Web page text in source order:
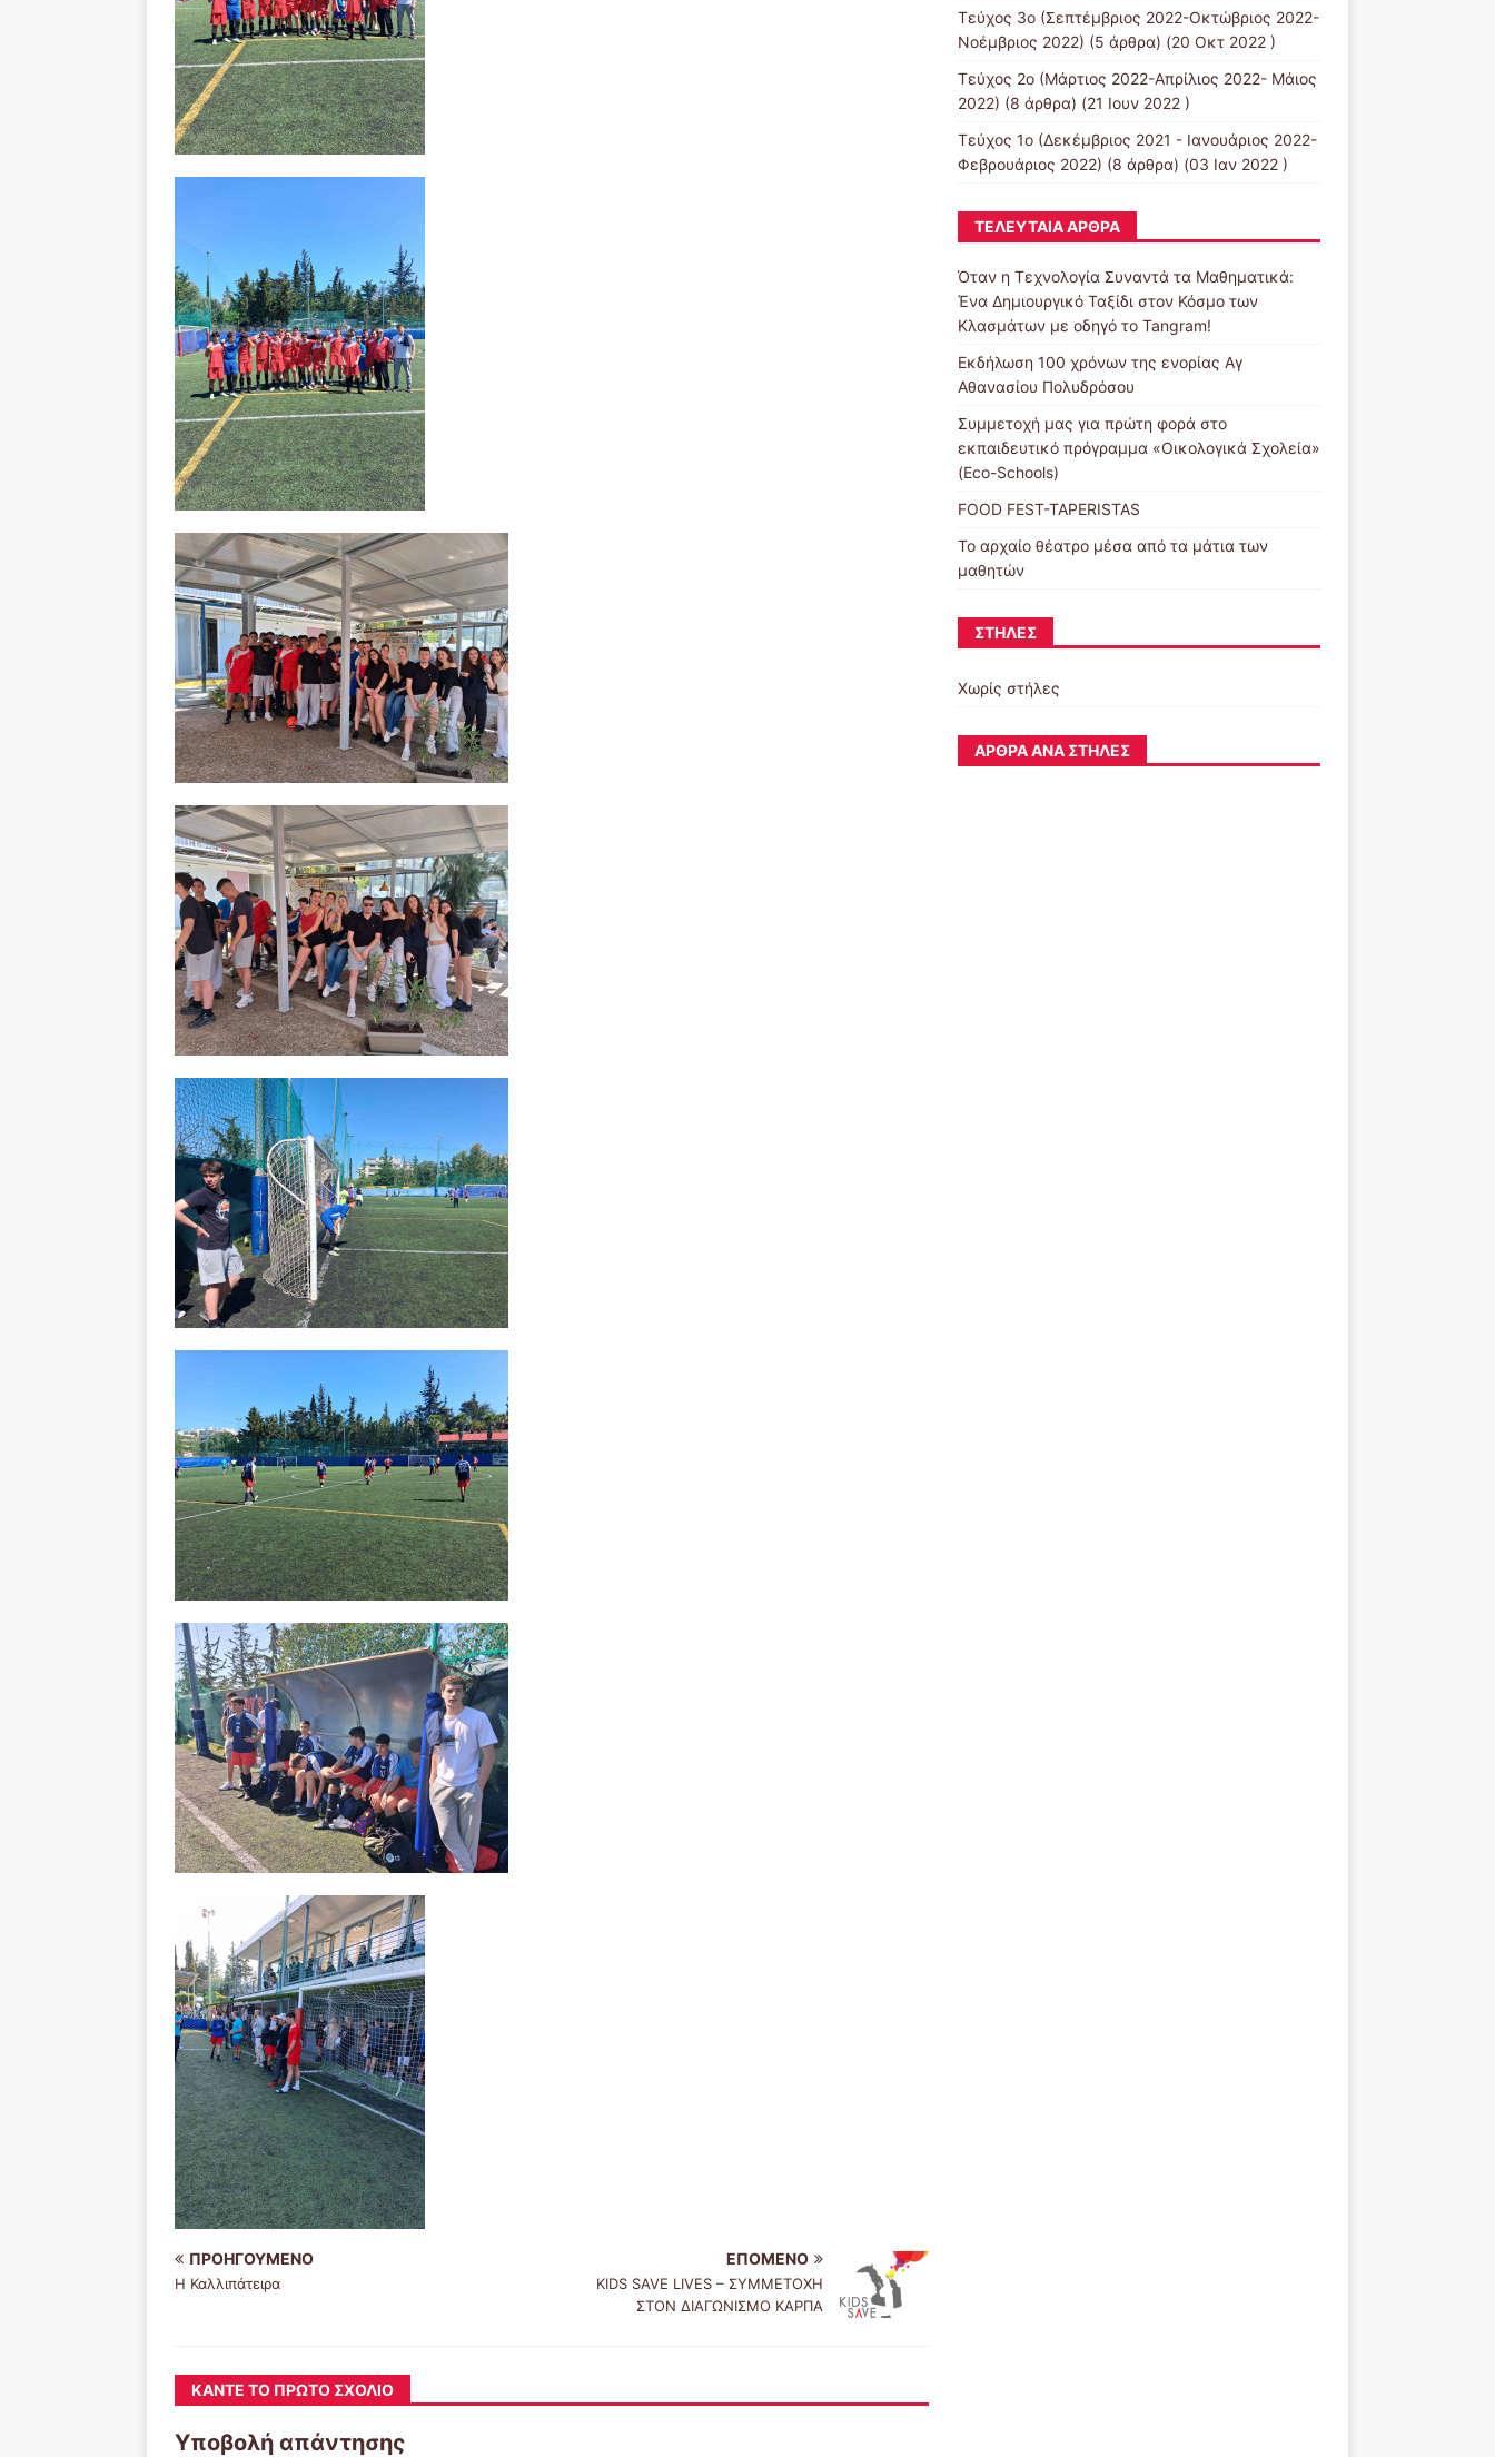
ΠΡΟΗΓΟΎΜΕΝΟ
Η Καλλιπάτειρα
ΕΠΌΜΕΝΟ
KIDS SAVE LIVES – ΣΥΜΜΕΤΟΧΗ
ΣΤΟΝ ΔΙΑΓΩΝΙΣΜΟ ΚΑΡΠΑ
ΚΆΝΤΕ ΤΟ ΠΡΏΤΟ ΣΧΌΛΙΟ
Υποβολή απάντησης
Τεύχος 3ο (Σεπτέμβριος 2022-Οκτώβριος 2022-
Νοέμβριος 2022) (5 άρθρα) (20 Οκτ 2022 )
Τεύχος 2ο (Μάρτιος 2022-Απρίλιος 2022- Μάιος
2022) (8 άρθρα) (21 Ιουν 2022 )
Τεύχος 1ο (Δεκέμβριος 2021 - Ιανουάριος 2022-
Φεβρουάριος 2022) (8 άρθρα) (03 Ιαν 2022 )
ΤΕΛΕΥΤΑΊΑ ΆΡΘΡΑ
Όταν η Τεχνολογία Συναντά τα Μαθηματικά:
Ένα Δημιουργικό Ταξίδι στον Κόσμο των
Κλασμάτων με οδηγό το Tangram!
Εκδήλωση 100 χρόνων της ενορίας Αγ
Αθανασίου Πολυδρόσου
Συμμετοχή μας για πρώτη φορά στο
εκπαιδευτικό πρόγραμμα «Οικολογικά Σχολεία»
(Eco-Schools)
FOOD FEST-TAPERISTAS
Το αρχαίο θέατρο μέσα από τα μάτια των
μαθητών
ΣΤΉΛΕΣ
Χωρίς στήλες
ΆΡΘΡΑ ΑΝΆ ΣΤΉΛΕΣ